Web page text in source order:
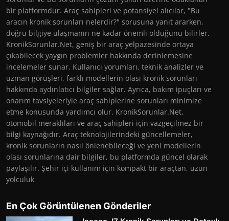
bir platformdur. Araç sahipleri ve potansiyel alıcılar, "Bu
aracın kronik sorunları nelerdir?" sorusuna yanıt ararken,
doğru bilgiye ulaşmanın ne kadar önemli olduğunu bilirler.
KronikSorunlar.Net, geniş bir araç yelpazesinde ortaya
çıkabilecek yaygın problemler hakkında derinlemesine
incelemeler sunar. Kullanıcı yorumları, teknik analizler ve
uzman görüşleri, farklı modellerin olası kronik sorunları
hakkında aydınlatıcı bilgiler sağlar. Ayrıca, bakım ipuçları ve
onarım tavsiyeleriyle araç sahiplerine sorunları minimize
etme konusunda yardımcı olur. KronikSorunlar.Net,
otomobil meraklıları ve araç sahipleri için vazgeçilmez bir
bilgi kaynağıdır. Araç teknolojilerindeki güncellemeler,
kronik sorunların nasıl önlenebileceği ve yeni modellerin
olası sorunlarına dair bilgiler, bu platformda güncel olarak
paylaşılır. Şehir içi kullanım için kompakt bir araçtan, uzun
yolculuk
En Çok Görüntülenen Gönderiler